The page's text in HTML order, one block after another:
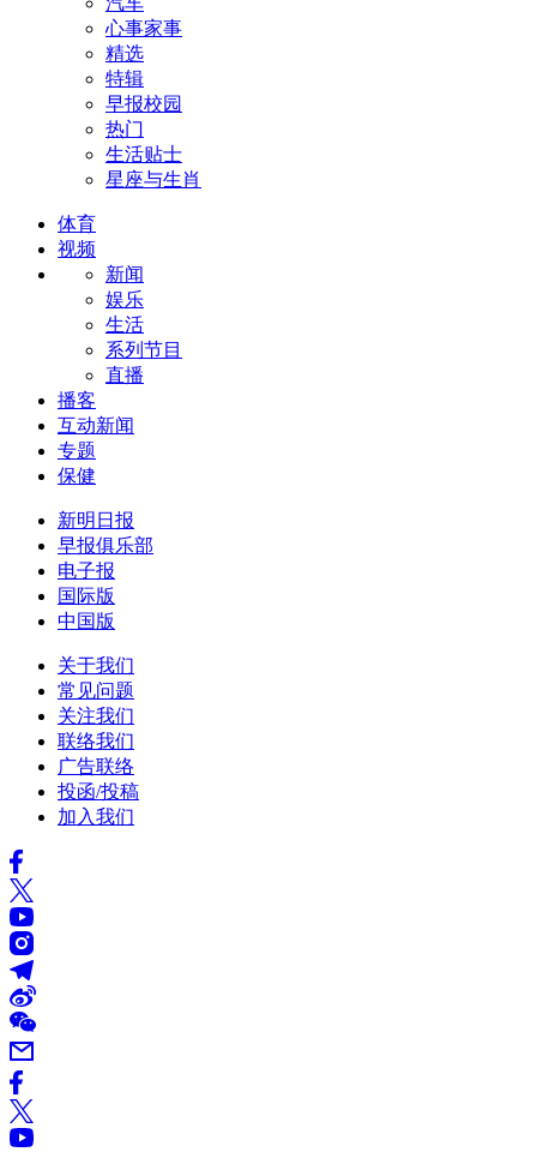
心事家事
精选
特辑
早报校园
热门
生活贴士
星座与生肖
体育
视频
新闻
娱乐
生活
系列节目
直播
播客
互动新闻
专题
保健
新明日报
早报俱乐部
电子报
国际版
中国版
关于我们
常见问题
关注我们
联络我们
广告联络
投函/投稿
加入我们